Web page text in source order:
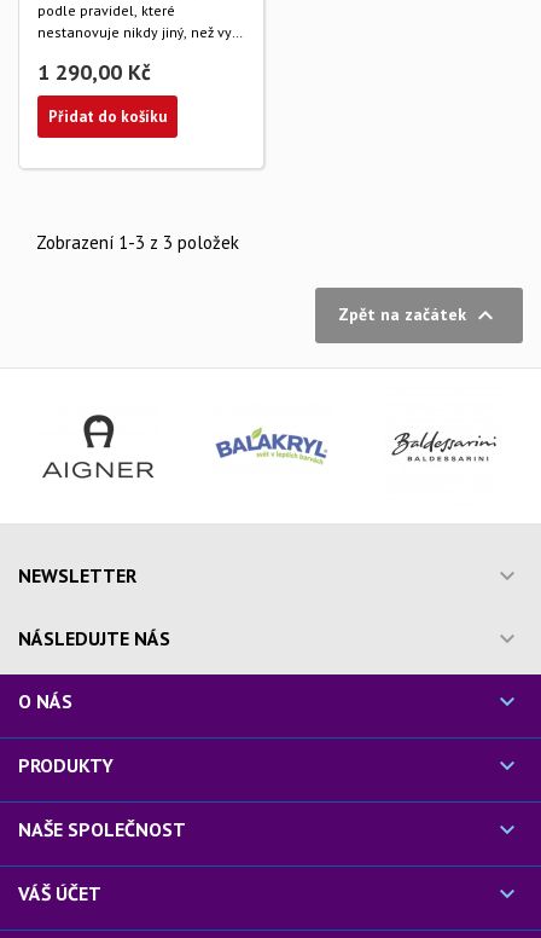
podle pravidel, které
nestanovuje nikdy jiný, než vy
1 290,00 Kč
Přidat do košíku
Zobrazení 1-3 z 3 položek
Zpět na začátek 
NEWSLETTER 
NÁSLEDUJTE NÁS 
O NÁS 
PRODUKTY 
NAŠE SPOLEČNOST 
VÁŠ ÚČET 